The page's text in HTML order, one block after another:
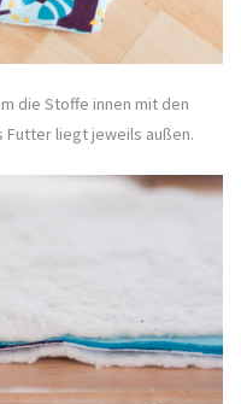
die Stoffe innen mit den
Futter liegt jeweils außen.